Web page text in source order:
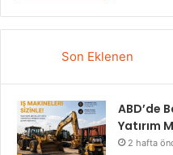
Son Eklenen
ABD’de
Yatırım
2 hafta